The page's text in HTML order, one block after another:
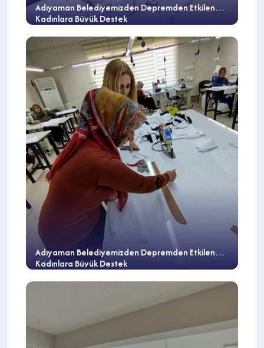
Adıyaman Belediyemizden Depremden Etkilenen
Kadınlara Büyük Destek
Adıyaman Belediyemizden Depremden Etkilenen
Kadınlara Büyük Destek